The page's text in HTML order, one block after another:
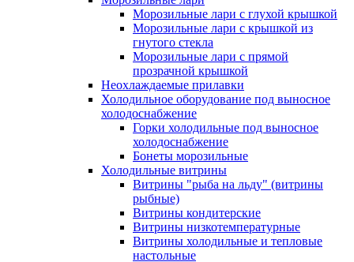
Морозильные лари с глухой крышкой
Морозильные лари с крышкой из
гнутого стекла
Морозильные лари с прямой
прозрачной крышкой
Неохлаждаемые прилавки
Холодильное оборудование под выносное
холодоснабжение
Горки холодильные под выносное
холодоснабжение
Бонеты морозильные
Холодильные витрины
Витрины "рыба на льду" (витрины
рыбные)
Витрины кондитерские
Витрины низкотемпературные
Витрины холодильные и тепловые
настольные